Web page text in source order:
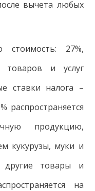
вычета любых
стоимость: 27%,
товаров и услуг
ставки налога –
распространяется
продукцию,
кукурузы, муки и
другие товары и
на